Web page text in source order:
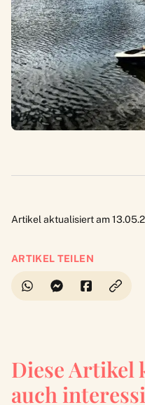
Artikel aktualisiert am
ARTIKEL TEILEN
Diese Artikel
auch